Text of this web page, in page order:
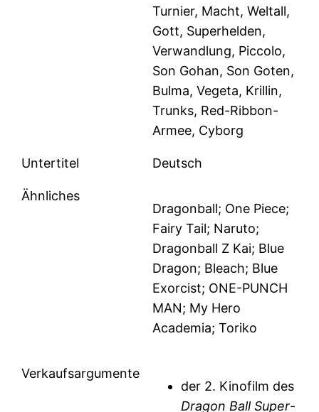
Turnier, Macht, Weltall,
Gott, Superhelden,
Verwandlung, Piccolo,
Son Gohan, Son Goten,
Bulma, Vegeta, Krillin,
Trunks, Red-Ribbon-
Armee, Cyborg
Untertitel Deutsch
Ähnliches
Dragonball; One Piece;
Fairy Tail; Naruto;
Dragonball Z Kai; Blue
Dragon; Bleach; Blue
Exorcist; ONE-PUNCH
MAN; My Hero
Academia; Toriko
Verkaufsargumente
der 2. Kinofilm des
Dragon Ball Super-